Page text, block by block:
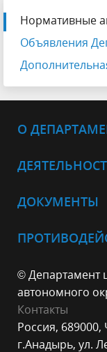
Нормативные
Объявления
О
ДОКУМЕНТЫ
© Департамент
автономного
Контакты
Россия,
г.Анадырь, ул.